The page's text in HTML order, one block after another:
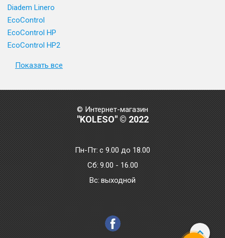
Diadem Linero
EcoControl
EcoControl HP
EcoControl HP2
Показать все
© Интернет-магазин
"KOLESO" © 2022
Пн-Пт:с 9.00 до 18.00
Сб: 9.00 - 16.00
Bc: выходной